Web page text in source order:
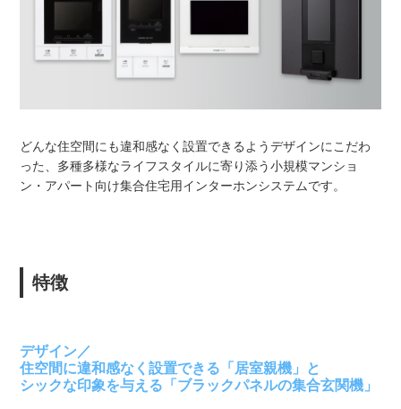
どんな住空間にも違和感なく設置できるようデザインにこだわ
った、多種多様なライフスタイルに寄り添う小規模マンショ
ン・アパート向け集合住宅用インターホンシステムです。
特徴
デザイン／
住空間に違和感なく設置できる「居室親機」と
シックな印象を与える「ブラックパネルの集合玄関機」